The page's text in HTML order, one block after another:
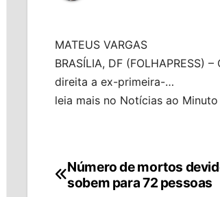
MATEUS VARGAS
BRASÍLIA, DF
direita a ex-primeira-…
leia mais no Notícias ao Minuto
Navegação
Número de mortos
sobem para 72 pessoas